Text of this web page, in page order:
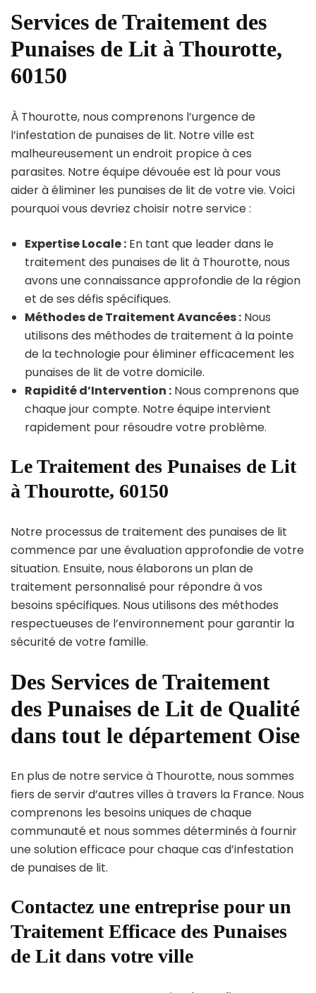
Services de Traitement des
Punaises de Lit à Thourotte,
60150
À Thourotte, nous comprenons l’urgence de
l’infestation de punaises de lit. Notre ville est
malheureusement un endroit propice à ces
parasites. Notre équipe dévouée est là pour vous
aider à éliminer les punaises de lit de votre vie. Voici
pourquoi vous devriez choisir notre service :
Expertise Locale : En tant que leader dans le
traitement des punaises de lit à Thourotte, nous
avons une connaissance approfondie de la région
et de ses défis spécifiques.
Méthodes de Traitement Avancées : Nous
utilisons des méthodes de traitement à la pointe
de la technologie pour éliminer efficacement les
punaises de lit de votre domicile.
Rapidité d’Intervention : Nous comprenons que
chaque jour compte. Notre équipe intervient
rapidement pour résoudre votre problème.
Le Traitement des Punaises de Lit
à Thourotte, 60150
Notre processus de traitement des punaises de lit
commence par une évaluation approfondie de votre
situation. Ensuite, nous élaborons un plan de
traitement personnalisé pour répondre à vos
besoins spécifiques. Nous utilisons des méthodes
respectueuses de l’environnement pour garantir la
sécurité de votre famille.
Des Services de Traitement
des Punaises de Lit de Qualité
dans tout le département Oise
En plus de notre service à Thourotte, nous sommes
fiers de servir d’autres villes à travers la France. Nous
comprenons les besoins uniques de chaque
communauté et nous sommes déterminés à fournir
une solution efficace pour chaque cas d’infestation
de punaises de lit.
Contactez une entreprise pour un
Traitement Efficace des Punaises
de Lit dans votre ville